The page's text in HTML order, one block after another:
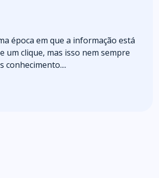
época em que a informação está
um clique, mas isso nem sempre
conhecimento....